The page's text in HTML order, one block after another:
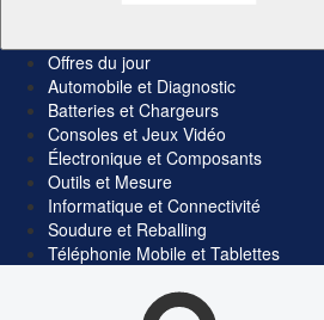
Offres du jour
Automobile et Diagnostic
Batteries et Chargeurs
Consoles et Jeux Vidéo
Électronique et Composants
Outils et Mesure
Informatique et Connectivité
Soudure et Reballing
Téléphonie Mobile et Tablettes